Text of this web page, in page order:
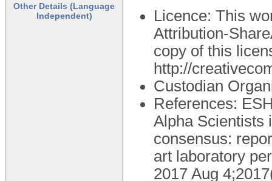
Other Details (Language
Independent)
Licence: This
Attribution-
copy of this
http://
Custodian
References:
Alpha Scientists
consensus:
art laboratory
2017 Aug